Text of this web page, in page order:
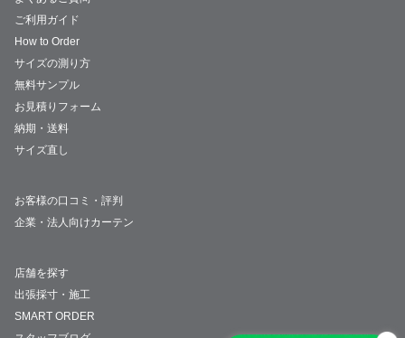
ご利用ガイド
How to Order
サイズの測り方
無料サンプル
お見積りフォーム
納期・送料
サイズ直し
お客様の口コミ・評判
企業・法人向けカーテン
店舗を探す
出張採寸・施工
SMART ORDER